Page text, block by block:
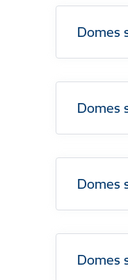
Domes
Domes
Domes
Domes